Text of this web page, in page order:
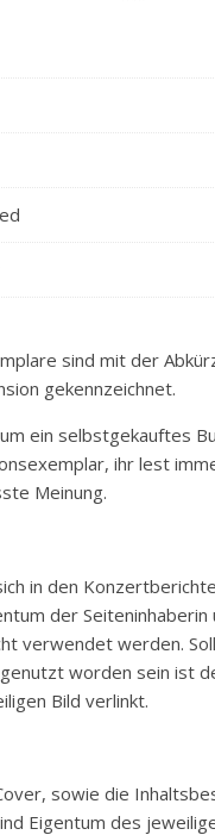
sind mit der
gekennzeichnet.
ein selbstgekauftes
ihr lest
Meinung.
in den
der Seiteninhaberin
verwendet werden.
worden sein ist
Bild verlinkt.
sowie die
Eigentum des